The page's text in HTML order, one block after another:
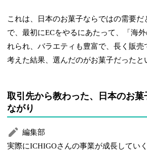
これは、日本のお菓子ならではの需要
で、最初にECをやるにあたって、「海
れられ、バラエティも豊富で、長く販売
考えた結果、選んだのがお菓子だったと
取引先から教わった、日本のお
ながり
編集部
実際にICHIGOさんの事業が成長してい